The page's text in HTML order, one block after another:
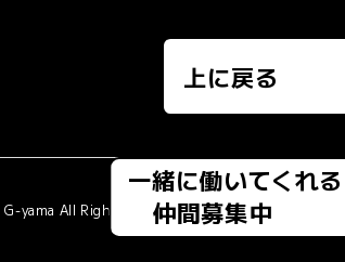
一緒に働いてくれる
仲間募集中
上に戻る
yama All Rights Reserved.